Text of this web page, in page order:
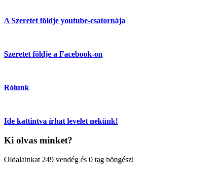
A Szeretet földje youtube-csatornája
Szeretet földje a Facebook-on
Rólunk
Ide kattintva írhat levelet nekünk!
Ki olvas minket?
Oldalainkat 249 vendég és 0 tag böngészi